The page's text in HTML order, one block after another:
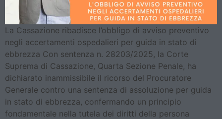
La Cassazione ribadisce l’obbligo di avviso preventivo
negli accertamenti ospedalieri per guida in stato di
ebbrezza Con sentenza n. 28203/2025, la Corte
Suprema di Cassazione, Quarta Sezione Penale, ha
dichiarato inammissibile il ricorso del Procuratore
Generale contro una sentenza di assoluzione per guida
in stato di ebbrezza, confermando un principio
fondamentale nella tutela dei diritti della persona